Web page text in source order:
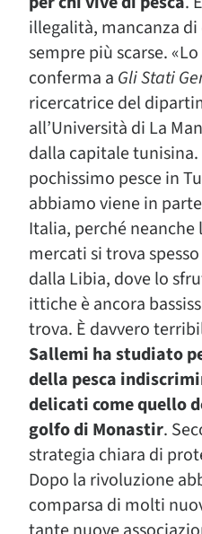
illegalità, mancanza
sempre più scarse.
conferma a Gli Stati
ricercatrice del
all’Università di La
dalla capitale tunisina.
pochissimo pesce in
abbiamo viene in
Italia, perché neanche
mercati si trova
dalla Libia, dove lo
ittiche è ancora
trova. È davvero
Sallemi ha studiato
della pesca
delicati come quello
golfo di Monastir.
strategia chiara di
Dopo la rivoluzione
comparsa di molti